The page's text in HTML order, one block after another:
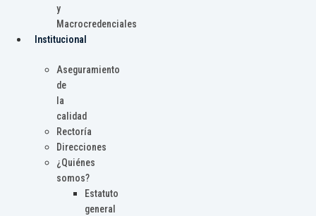
y
Macrocredenciales
Institucional
Aseguramiento
de
la
calidad
Rectoría
Direcciones
¿Quiénes
somos?
Estatuto
general